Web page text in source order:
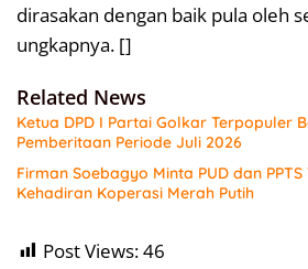
dirasakan dengan baik pula oleh
ungkapnya. []
Related News
Ketua DPD I Partai Golkar Terpopuler
Pemberitaan Periode Juli 2026
Firman Soebagyo Minta PUD dan
Kehadiran Koperasi Merah Putih
Post Views:46